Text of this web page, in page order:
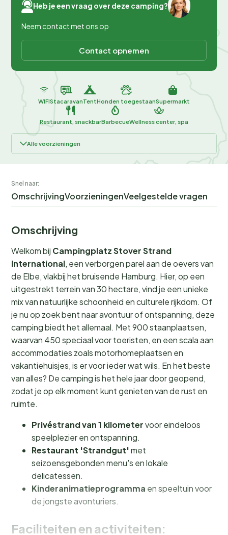
Heb je een vraag over deze camping?
Neem contact met ons op
Contact opnemen
WIFIStacaravanTentHonden toegestaanSupermarkt
Restaurant, snackbarBarbecueWellness center, spa
Alle voorzieningen
Snel naar:
OmschrijvingVoorzieningenVeelgestelde vragen
Omschrijving
Welkom bij Campingplatz Stover Strand
International, een verborgen parel aan de oevers van
de Elbe, vlakbij het bruisende Hamburg. Hier, op een
uitgestrekt terrein van 30 hectare, vind je een unieke
mix van natuurlijke schoonheid en culturele rijkdom. Of
je nu op zoek bent naar avontuur of ontspanning, deze
camping biedt het allemaal. Met 900 staanplaatsen,
waarvan 450 speciaal voor toeristen, en een scala aan
accommodaties zoals motorhomeplaatsen en
vakantiehuisjes, is er voor ieder wat wils. En het beste
van alles? De camping is het hele jaar door geopend,
zodat je op elk moment kunt genieten van de rust en
ruimte.
Privéstrand van 1 kilometervoor eindeloos
speelplezier en ontspanning.
Restaurant 'Strandgut'met
seizoensgebonden menu's en lokale
delicatessen.
Kinderanimatieprogramma en speeltuin voor
de jongste avonturiers.
Faciliteiten en activiteiten: